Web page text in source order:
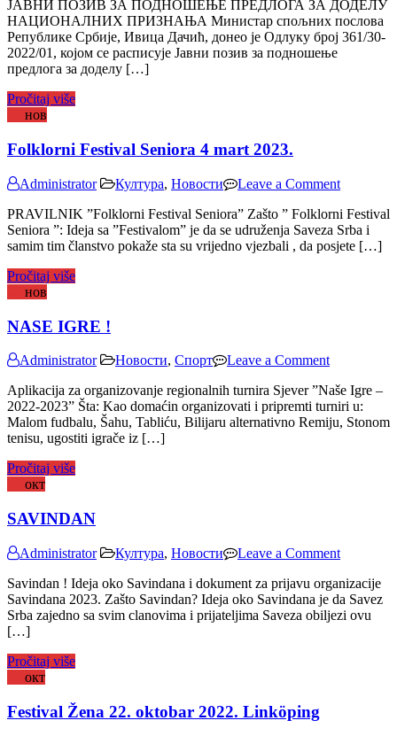
ПОЗИВ
ЗА
ПОДНОШЕЊЕ
ПРЕДЛОГА
ЈАВНИ ПОЗИВ ЗА ПОДНОШЕЊЕ ПРЕДЛОГА ЗА ДОДЕЛУ
НАЦИОНАЛНИХ ПРИЗНАЊА Министар спољних послова
Републике Србије, Ивица Дачић, донео је Одлуку број 361/30-
2022/01, којом се расписује Јавни позив за подношење
предлога за доделу […]
Pročitaj više
нов
Folklorni Festival Seniora 4 mart 2023.
Administrator Култура, Новости Leave a Commenton
Festival
Seniora
4
PRAVILNIK ”Folklorni Festival Seniora” Zašto ” Folklorni Festival
Seniora ”: Ideja sa ”Festivalom” je da se udruženja Saveza Srba i
samim tim članstvo pokaže sta su vrijedno vjezbali , da posjete […]
Pročitaj više
нов
NASE IGRE !
Administrator Новости, Спорт Leave a Commenton
IGRE
!
Aplikacija za organizovanje regionalnih turnira Sjever ”Naše Igre –
2022-2023” Šta: Kao domaćin organizovati i pripremti turniri u:
Malom fudbalu, Šahu, Tabliću, Bilijaru alternativno Remiju, Stonom
tenisu, ugostiti igrače iz […]
Pročitaj više
окт
SAVINDAN
Administrator Култура, Новости Leave a Commenton
Savindan ! Ideja oko Savindana i dokument za prijavu organizacije
Savindana 2023. Zašto Savindan? Ideja oko Savindana je da Savez
Srba zajedno sa svim clanovima i prijateljima Saveza obiljezi ovu
[…]
Pročitaj više
окт
Festival Žena 22. oktobar 2022. Linköping